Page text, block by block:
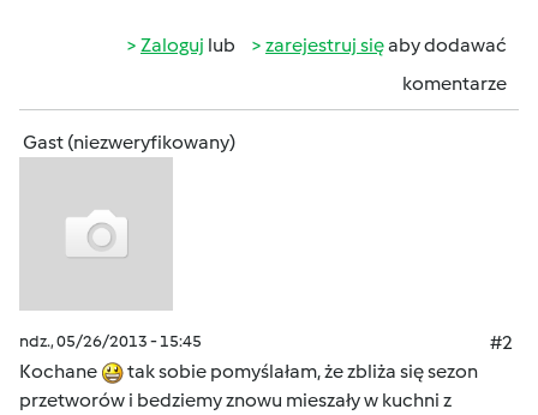
Zaloguj lub zarejestruj sięaby dodawać
komentarze
Gast (niezweryfikowany)
ndz., 05/26/2013 - 15:45
#2
Kochane
tak sobie pomyślałam, że zbliża się sezon
przetworów i bedziemy znowu mieszały w kuchni z